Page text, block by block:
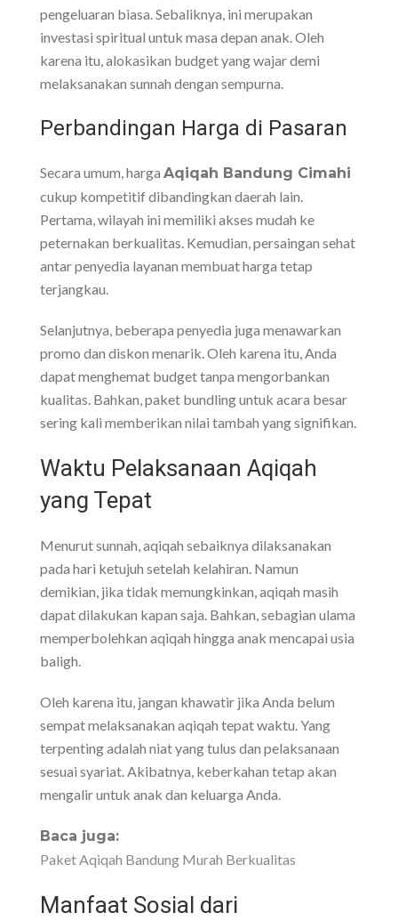
pengeluaran biasa. Sebaliknya, ini merupakan
investasi spiritual untuk masa depan anak. Oleh
karena itu, alokasikan budget yang wajar demi
melaksanakan sunnah dengan sempurna.
Perbandingan Harga di Pasaran
Secara umum, harga Aqiqah Bandung Cimahi
cukup kompetitif dibandingkan daerah lain.
Pertama, wilayah ini memiliki akses mudah ke
peternakan berkualitas. Kemudian, persaingan sehat
antar penyedia layanan membuat harga tetap
terjangkau.
Selanjutnya, beberapa penyedia juga menawarkan
promo dan diskon menarik. Oleh karena itu, Anda
dapat menghemat budget tanpa mengorbankan
kualitas. Bahkan, paket bundling untuk acara besar
sering kali memberikan nilai tambah yang signifikan.
Waktu Pelaksanaan Aqiqah
yang Tepat
Menurut sunnah, aqiqah sebaiknya dilaksanakan
pada hari ketujuh setelah kelahiran. Namun
demikian, jika tidak memungkinkan, aqiqah masih
dapat dilakukan kapan saja. Bahkan, sebagian ulama
memperbolehkan aqiqah hingga anak mencapai usia
baligh.
Oleh karena itu, jangan khawatir jika Anda belum
sempat melaksanakan aqiqah tepat waktu. Yang
terpenting adalah niat yang tulus dan pelaksanaan
sesuai syariat. Akibatnya, keberkahan tetap akan
mengalir untuk anak dan keluarga Anda.
Baca juga:
Paket Aqiqah Bandung Murah Berkualitas
Manfaat Sosial dari